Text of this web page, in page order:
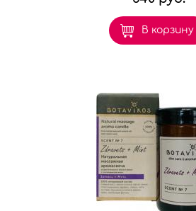
В корзину